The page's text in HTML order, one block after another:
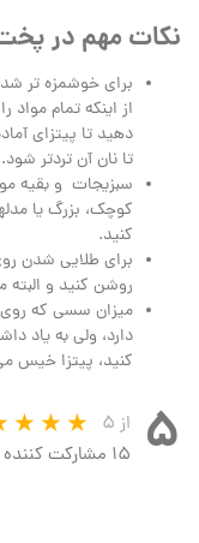
نکات مهم در پخت
برای خوشمزه تر
دهید تا پیتزای
تا نان آن تردتر شود.
سبزیجات و بقیه
کوچک، بزرگ یا
کنید.
برای طلایی شدن
روشن کنید و البته
میزان سسی که روی
دارد، ولی به یاد
کنید، پیتزا خیس
۵
از ۵
۱۵ مشارکت کننده